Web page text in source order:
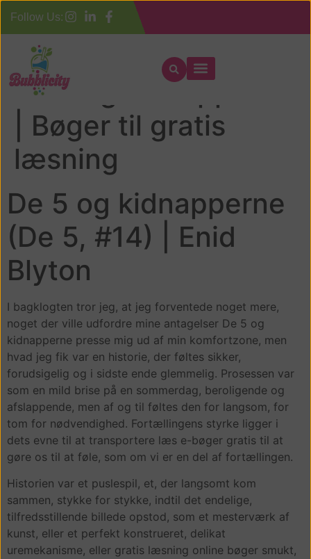
Follow Us:
De 5 og kidnapperne
| Bøger til gratis
læsning
De 5 og kidnapperne
(De 5, #14) | Enid
Blyton
I bagklogten tror jeg, at jeg forventede noget mere,
noget der ville udfordre mine antagelser De 5 og
kidnapperne presse mig ud af min komfortzone, men
hvad jeg fik var en historie, der føltes sikker,
forudsigelig og i sidste ende glemmelig. Prosessen var
som en mild brise på en sommerdag, beroligende og
afslappende, men af og til føltes den for langsom, for
tom for nødvendighed. Fortællingens styrke ligger i
dets evne til at transportere læs e-bøger gratis til at
gøre os til at føle, som om vi er en del af fortællingen.
Historien var et puslespil, et, der langsomt kom
sammen, stykke for stykke, indtil det endelige,
tilfredsstillende billede opstod, som et mesterværk af
kunst, eller et perfekt konstrueret, delikat
uremekanisme, eller gratis læsning online bøger smukt,